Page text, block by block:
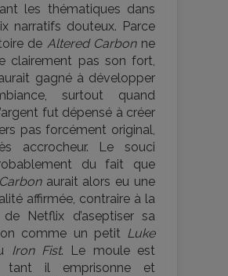
les thématiques dans
narratifs douteux. Parce
de Altered Carbonne
clairement pas son fort,
gagné à développer
surtout quand
fut dépensé à créer
pas forcément original,
accrocheur. Le souci
du fait que
aurait alors eu une
affirmée, contraire à la
Netflix d’aseptiser sa
comme un petit Luke
Iron Fist. Le moule est
tant il emprisonne et